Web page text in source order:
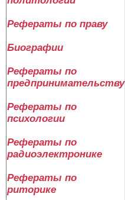
Рефераты по праву
Биографии
Рефераты по
предпринимательству
Рефераты по
психологии
Рефераты по
радиоэлектронике
Рефераты по
риторике